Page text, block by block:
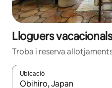
Lloguers
Troba i reserva
Ubicació
Quan els resultats estiguin